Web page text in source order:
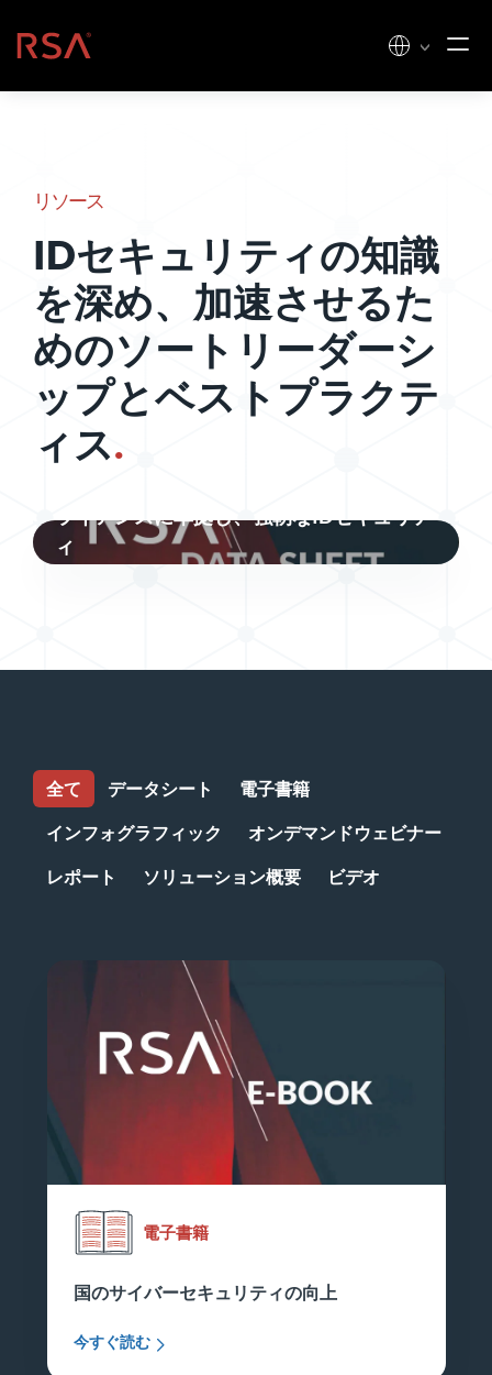
ホーム
リソース
IDセキュリティの知識
を深め、加速させるた
めのソートリーダーシ
ップとベストプラクテ
ィス.
ライアンスに準拠し、強靭なIDセキュリテ
ィ
全て データシート 電子書籍
インフォグラフィック オンデマンドウェビナー
レポート ソリューション概要 ビデオ
電子書籍
国のサイバーセキュリティの向上
今すぐ読む